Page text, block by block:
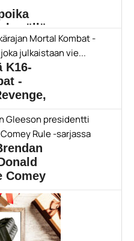
kesällä
nähdään
K16-
-
kappalein,
Comey